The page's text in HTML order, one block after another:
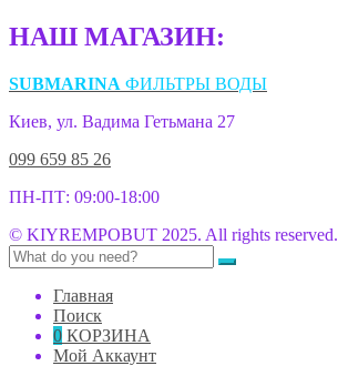
НАШ МАГАЗИН:
SUBMARINA ФИЛЬТРЫ ВОДЫ
Киев, ул. Вадима Гетьмана 27
099 659 85 26
ПН-ПТ: 09:00-18:00
© KIYREMPOBUT 2025. All rights reserved.
Главная
Поиск
0 КОРЗИНА
Мой Аккаунт